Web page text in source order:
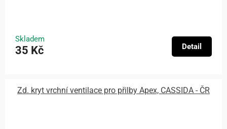
Skladem
35 Kč Detail
Zd. kryt vrchní ventilace pro přilby Apex, CASSIDA - ČR